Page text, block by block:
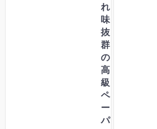
れ
味
抜
群
の
高
級
ペ
ー
パ